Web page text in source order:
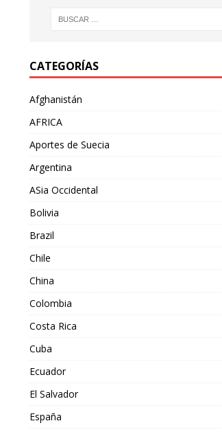
CATEGORÍAS
Afghanistán
AFRICA
Aportes de Suecia
Argentina
ASia Occidental
Bolivia
Brazil
Chile
China
Colombia
Costa Rica
Cuba
Ecuador
El Salvador
España